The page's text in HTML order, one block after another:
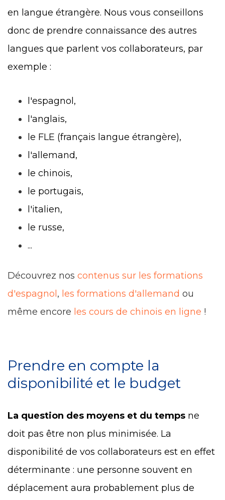
en langue étrangère. Nous vous conseillons
donc de prendre connaissance des autres
langues que parlent vos collaborateurs, par
exemple :
l'espagnol,
l'anglais,
le FLE (français langue étrangère),
l'allemand,
le chinois,
le portugais,
l'italien,
le russe,
...
Découvrez nos contenus sur les formations
d'espagnol , les formations d'allemand ou
même encore les cours de chinois en ligne !
Prendre en compte la
disponibilité et le budget
La question des moyens et du temps ne
doit pas être non plus minimisée. La
disponibilité de vos collaborateurs est en effet
déterminante : une personne souvent en
déplacement aura probablement plus de